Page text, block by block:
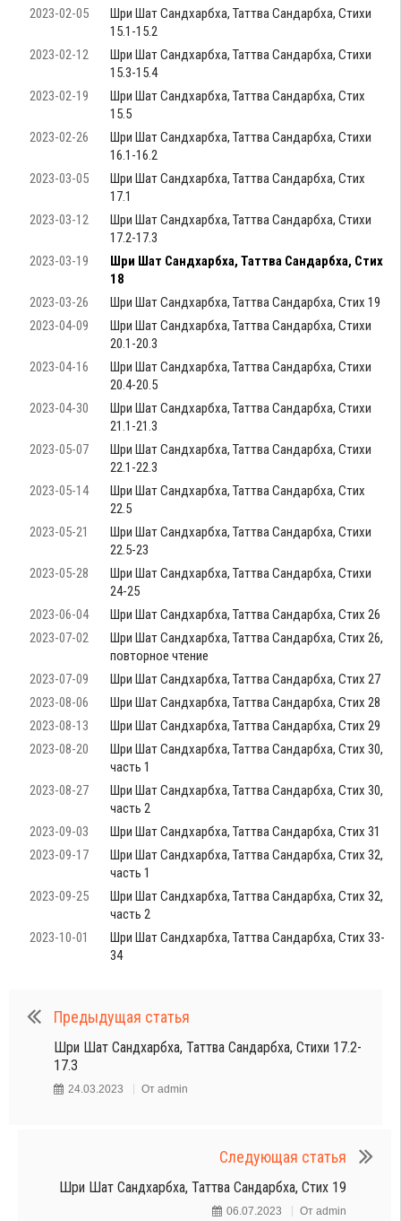
2023-02-05
Шри Шат Сандхарбха, Таттва Сандарбха, Стихи
15.1-15.2
2023-02-12
Шри Шат Сандхарбха, Таттва Сандарбха, Стихи
15.3-15.4
2023-02-19
Шри Шат Сандхарбха, Таттва Сандарбха, Стих
15.5
2023-02-26
Шри Шат Сандхарбха, Таттва Сандарбха, Стихи
16.1-16.2
2023-03-05
Шри Шат Сандхарбха, Таттва Сандарбха, Стих
17.1
2023-03-12
Шри Шат Сандхарбха, Таттва Сандарбха, Стихи
17.2-17.3
2023-03-19
Шри Шат Сандхарбха, Таттва Сандарбха, Стих
18
2023-03-26
Шри Шат Сандхарбха, Таттва Сандарбха, Стих 19
2023-04-09
Шри Шат Сандхарбха, Таттва Сандарбха, Стихи
20.1-20.3
2023-04-16
Шри Шат Сандхарбха, Таттва Сандарбха, Стихи
20.4-20.5
2023-04-30
Шри Шат Сандхарбха, Таттва Сандарбха, Стихи
21.1-21.3
2023-05-07
Шри Шат Сандхарбха, Таттва Сандарбха, Стихи
22.1-22.3
2023-05-14
Шри Шат Сандхарбха, Таттва Сандарбха, Стих
22.5
2023-05-21
Шри Шат Сандхарбха, Таттва Сандарбха, Стихи
22.5-23
2023-05-28
Шри Шат Сандхарбха, Таттва Сандарбха, Стихи
24-25
2023-06-04
Шри Шат Сандхарбха, Таттва Сандарбха, Стих 26
2023-07-02
Шри Шат Сандхарбха, Таттва Сандарбха, Стих 26,
повторное чтение
2023-07-09
Шри Шат Сандхарбха, Таттва Сандарбха, Стих 27
2023-08-06
Шри Шат Сандхарбха, Таттва Сандарбха, Стих 28
2023-08-13
Шри Шат Сандхарбха, Таттва Сандарбха, Стих 29
2023-08-20
Шри Шат Сандхарбха, Таттва Сандарбха, Стих 30,
часть 1
2023-08-27
Шри Шат Сандхарбха, Таттва Сандарбха, Стих 30,
часть 2
2023-09-03
Шри Шат Сандхарбха, Таттва Сандарбха, Стих 31
2023-09-17
Шри Шат Сандхарбха, Таттва Сандарбха, Стих 32,
часть 1
2023-09-25
Шри Шат Сандхарбха, Таттва Сандарбха, Стих 32,
часть 2
2023-10-01
Шри Шат Сандхарбха, Таттва Сандарбха, Стих 33-
34
Предыдущая статья
Шри Шат Сандхарбха, Таттва Сандарбха, Стихи 17.2-
17.3
24.03.2023 От admin
Следующая статья
Шри Шат Сандхарбха, Таттва Сандарбха, Стих 19
06.07.2023 От admin